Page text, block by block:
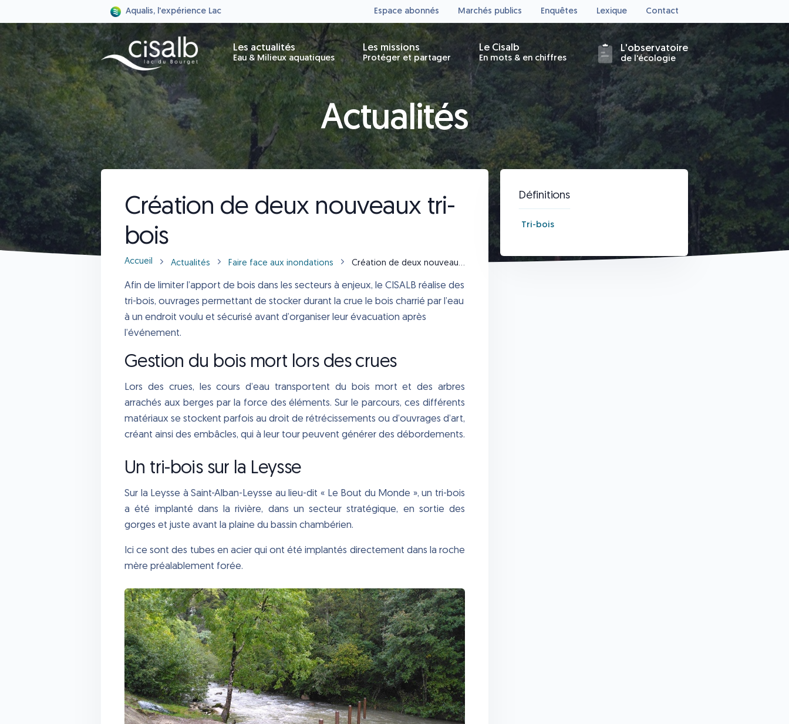
Aqualis, l'expérience Lac Espace abonnés Marchés publics Enquêtes Lexique Contact
Les actualités
Eau & Milieux aquatiques
Les missions
Protéger et partager
Le Cisalb
En mots & en chiffres
L'observatoire
de l'écologie
Actualités
Création de deux nouveaux tri-
bois
Accueil Actualités Faire face aux inondations Création de deux nouveaux tri-bois
Afin de limiter l’apport de bois dans les secteurs à enjeux, le CISALB réalise des
tri-bois, ouvrages permettant de stocker durant la crue le bois charrié par l’eau
à un endroit voulu et sécurisé avant d’organiser leur évacuation après
l’événement.
Gestion du bois mort lors des crues
Lors des crues, les cours d’eau transportent du bois mort et des arbres
arrachés aux berges par la force des éléments. Sur le parcours, ces différents
matériaux se stockent parfois au droit de rétrécissements ou d’ouvrages d’art,
créant ainsi des embâcles, qui à leur tour peuvent générer des débordements.
Un tri-bois sur la Leysse
Sur la Leysse à Saint-Alban-Leysse au lieu-dit « Le Bout du Monde », un tri-bois
a été implanté dans la rivière, dans un secteur stratégique, en sortie des
gorges et juste avant la plaine du bassin chambérien.
Ici ce sont des tubes en acier qui ont été implantés directement dans la roche
mère préalablement forée.
Définitions
Tri-bois